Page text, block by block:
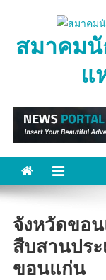
contentสมาคม
แ
จังหวัดขอ
สืบสานปร
ขอนแก่น